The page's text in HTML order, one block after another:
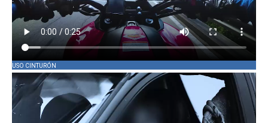
USO CINTURÓN